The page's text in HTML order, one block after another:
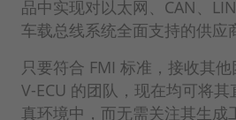
品中实现对以太网、CAN、
车载总线系统全面支持的供应
只要符合 FMI 标准，接收其
V-ECU 的团队，现在均可将其
真环境中，而无需关注其生成